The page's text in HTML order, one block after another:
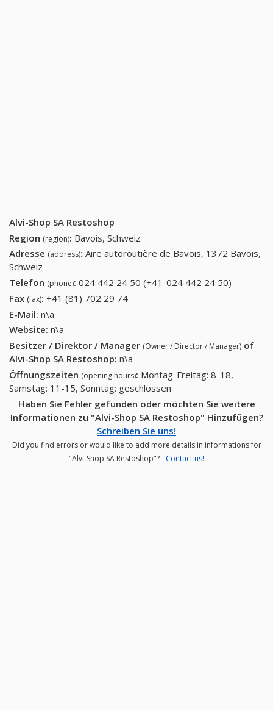
Alvi-Shop SA Restoshop
Region (region): Bavois, Schweiz
Adresse (address): Aire autoroutière de Bavois, 1372 Bavois,
Schweiz
Telefon (phone): 024 442 24 50 (+41-024 442 24 50)
Fax (fax): +41 (81) 702 29 74
E-Mail: n\a
Website: n\a
Besitzer / Direktor / Manager (Owner / Director / Manager) of
Alvi-Shop SA Restoshop: n\a
Öffnungszeiten (opening hours): Montag-Freitag: 8-18,
Samstag: 11-15, Sonntag: geschlossen
Haben Sie Fehler gefunden oder möchten Sie weitere
Informationen zu "Alvi-Shop SA Restoshop" Hinzufügen?
Schreiben Sie uns!
Did you find errors or would like to add more details in informations for
"Alvi-Shop SA Restoshop"? - Contact us!